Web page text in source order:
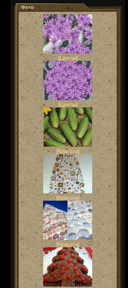
Фото
[Цветы]
[Цветы]
[Красота]
[Красота]
[Красота]